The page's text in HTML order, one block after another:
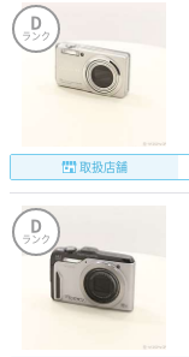
D
ランク
取扱店舗
D
ランク